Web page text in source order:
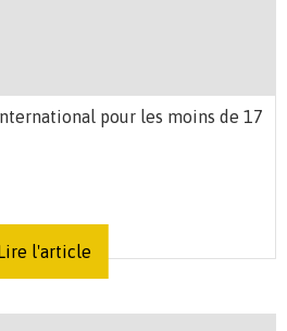
pour les moins de 17
l'article